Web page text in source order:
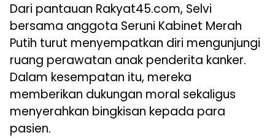
Dari pantauan Rakyat45.com, Selvi
bersama anggota Seruni Kabinet Merah
Putih turut menyempatkan diri mengunjungi
ruang perawatan anak penderita kanker.
Dalam kesempatan itu, mereka
memberikan dukungan moral sekaligus
menyerahkan bingkisan kepada para
pasien.